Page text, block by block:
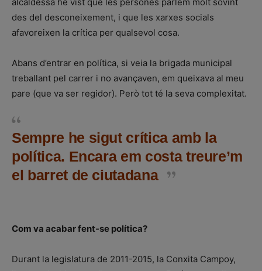
des del desconeixement, i que les xarxes socials
afavoreixen la crítica per qualsevol cosa.
Abans d’entrar en política, si veia la brigada municipal
treballant pel carrer i no avançaven, em queixava al meu
pare (que va ser regidor). Però tot té la seva complexitat.
Sempre he sigut crítica amb la
política. Encara em costa treure’m
el barret de ciutadana
Com va acabar fent-se política?
Durant la legislatura de 2011-2015, la Conxita Campoy,